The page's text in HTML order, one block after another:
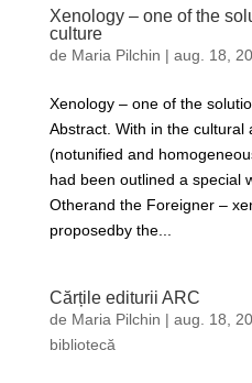
Xenology – one of the
culture
de Maria Pilchin | aug. 18,
Xenology – one of the
Abstract. With in the cultural
(notunified and
had been outlined a special
Otherand the Foreigner –
proposedby the...
Cărțile editurii ARC
de Maria Pilchin | aug. 18,
bibliotecă